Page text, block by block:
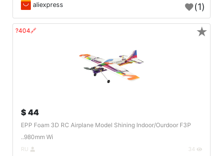
aliexpress (1)
🔗404?
44 $
EPP Foam 3D RC Airplane Model Shining Indoor/Ourdoor F3P
980mm Wi..
★